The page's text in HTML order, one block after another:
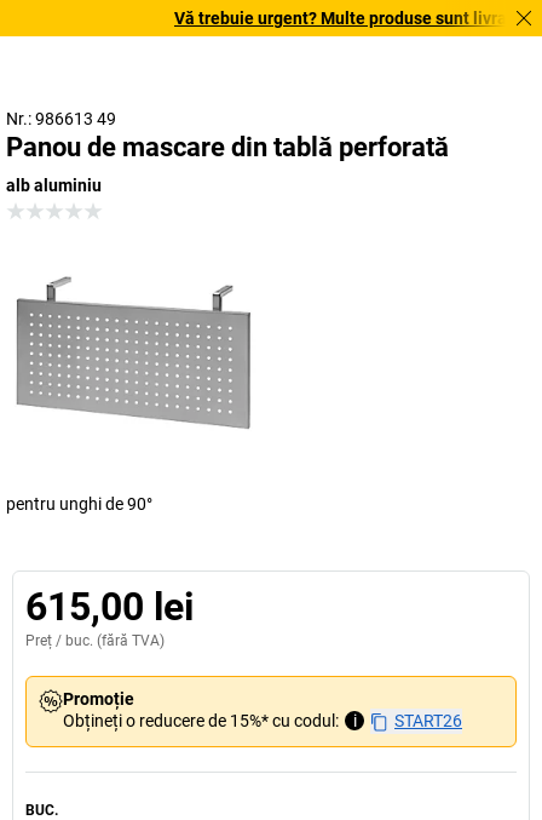
Vă trebuie urgent? Multe produse sunt livrate în
Nr.: 986613 49
Panou de mascare din tablă perforată
alb aluminiu
pentru unghi de 90°
615,00 lei
Preț / buc. (fără TVA)
Promoție
Obțineți o reducere de 15%* cu codul:
i START26
BUC.